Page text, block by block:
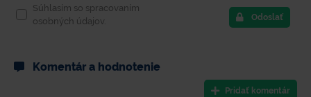
Súhlasím so spracovaním
osobných údajov.
Odoslať
Komentár a hodnotenie
Pridať komentár